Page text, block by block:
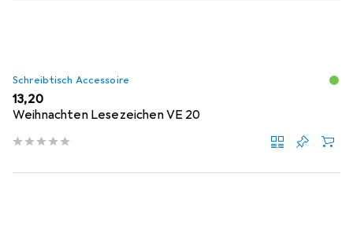
Schreibtisch Accessoire
EUR
13,20
Weihnachten Lesezeichen VE 20